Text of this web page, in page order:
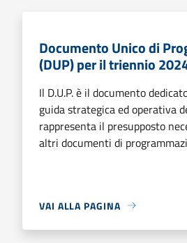
Documento Unico di
(DUP) per il triennio
Il D.U.P. è il documento
guida strategica ed operativa
rappresenta il presupposto
altri documenti di
VAI ALLA PAGINA